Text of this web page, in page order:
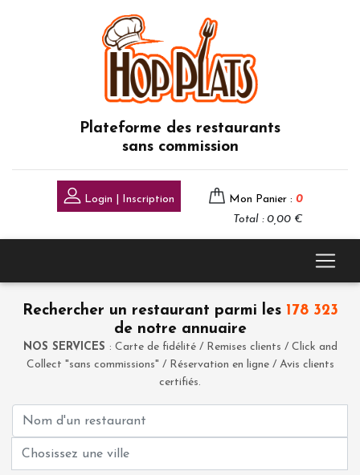
Plateforme des restaurants
sans commission
Login | Inscription Mon Panier : 0
Total : 0,00 €
Rechercher un restaurant parmi les 178 323
de notre annuaire
NOS SERVICES : Carte de fidélité / Remises clients / Click and
Collect "sans commissions" / Réservation en ligne / Avis clients
certifiés.